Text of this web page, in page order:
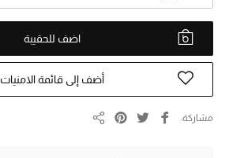
النساء
الحقائب النسائية
اضف للحقيبة
أضف إلى قائمة الامنيات
مشاركة